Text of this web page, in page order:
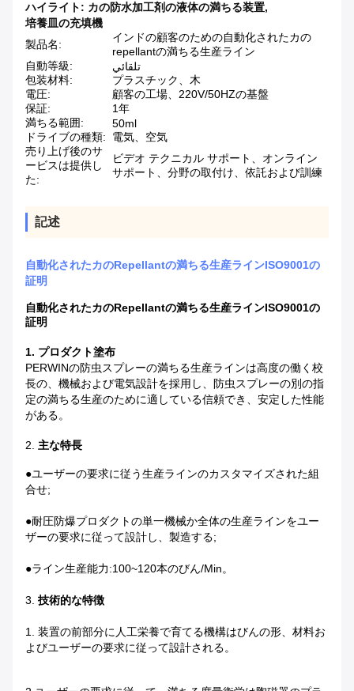
ハイライト: カの防水加工剤の液体の満ちる装置,
培養皿の充填機
製品名:
インドの顧客のための自動化されたカの
repellantの満ちる生産ライン
自動等級:
تلقائي
包装材料:
プラスチック、木
電圧:
顧客の工場、220V/50HZの基盤
保証:
1年
満ちる範囲:
50ml
ドライブの種類:
電気、空気
売り上げ後のサ
ービスは提供し
た:
ビデオ テクニカル サポート、オンライン
サポート、分野の取付け、依託および訓練
記述
自動化されたカのRepellantの満ちる生産ラインISO9001の
証明
自動化されたカのRepellantの満ちる生産ラインISO9001の
証明
1. プロダクト塗布
PERWINの防虫スプレーの満ちる生産ラインは高度の働く校
長の、機械および電気設計を採用し、防虫スプレーの別の指
定の満ちる生産のために適している信頼でき、安定した性能
がある。
2. 主な特長
●ユーザーの要求に従う生産ラインのカスタマイズされた組
合せ;
●耐圧防爆プロダクトの単一機械か全体の生産ラインをユー
ザーの要求に従って設計し、製造する;
●ライン生産能力:100~120本のびん/Min。
3. 技術的な特徴
1. 装置の前部分に人工栄養で育てる機構はびんの形、材料お
よびユーザーの要求に従って設計される。